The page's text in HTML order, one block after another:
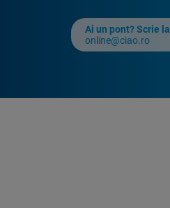
Ai un pont? Scrie la
online@ciao.ro